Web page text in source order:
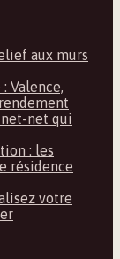
aux murs
Valence,
net qui
: les
résidence
votre